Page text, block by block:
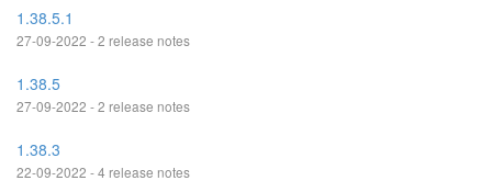
1.38.5.1
27-09-2022 - 2 release notes
1.38.5
27-09-2022 - 2 release notes
1.38.3
22-09-2022 - 4 release notes